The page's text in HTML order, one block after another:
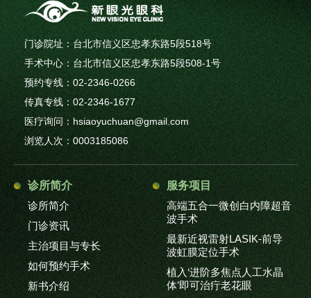
门诊院址：台北市信义区忠孝东路5段518号
手术中心：台北市信义区忠孝东路5段508-1号
预约专线：02-2346-0266
传真专线：02-2346-1677
医疗询问：hsiaoyuchuan@gmail.com
浏览人次：0003185086
诊所简介
诊所简介
门诊资讯
主治项目与专长
如何预约手术
新书介绍
服务项目
高端五合一微创白内障超音
波手术
最新近视雷射LASIK-前导
波虹膜定位手术
植入‘进阶多焦点人工水晶
体’即可治疔老花眼